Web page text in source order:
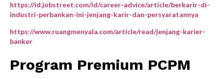
https://id.jobstreet.com/id/career-advice/article/berkarir-di-
industri-perbankan-ini-jenjang-karir-dan-persyaratannya
https://www.ruangmenyala.com/article/read/jenjang-karier-
banker
Program Premium PCPM